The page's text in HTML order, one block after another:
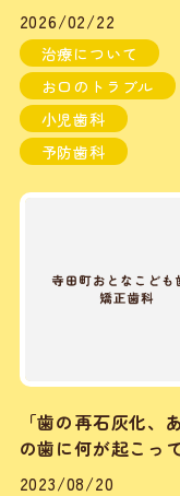
2026/02/22
治療について
お口のトラブル
小児歯科
予防歯科
「歯の再石灰化、
の歯に何が起こっ
のか知っていますか
2023/08/20